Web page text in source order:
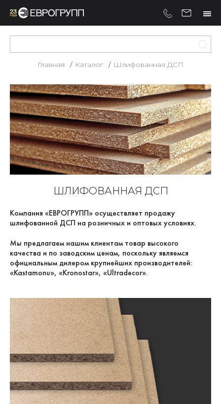
Главная Каталог Шлифованная ДСП
ШЛИФОВАННАЯ ДСП
Компания «ЕВРОГРУПП» осуществляет продажу
шлифованной ДСП на розничных и оптовых условиях.
Мы предлагаем нашим клиентам товар высокого
качества и по заводским ценам, поскольку являемся
официальным дилером крупнейших производителей:
«Kastamonu», «Kronostar», «Ultradecor».